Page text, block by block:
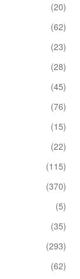
(20)
(62)
(23)
(28)
(45)
(76)
(15)
(22)
(115)
(370)
(5)
(35)
(293)
(62)